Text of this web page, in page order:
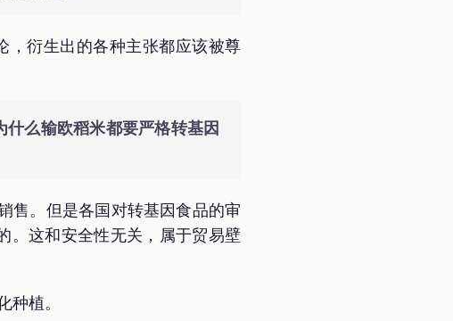
，衍生出的各种主张都应该被尊
么输欧稻米都要严格转基因
售。但是各国对转基因食品的审
。这和安全性无关，属于贸易壁
植。